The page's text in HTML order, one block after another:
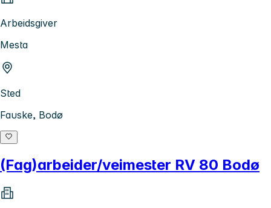
Arbeidsgiver
Mesta
Sted
Fauske, Bodø
(Fag)arbeider/veimester RV 80 Bodø